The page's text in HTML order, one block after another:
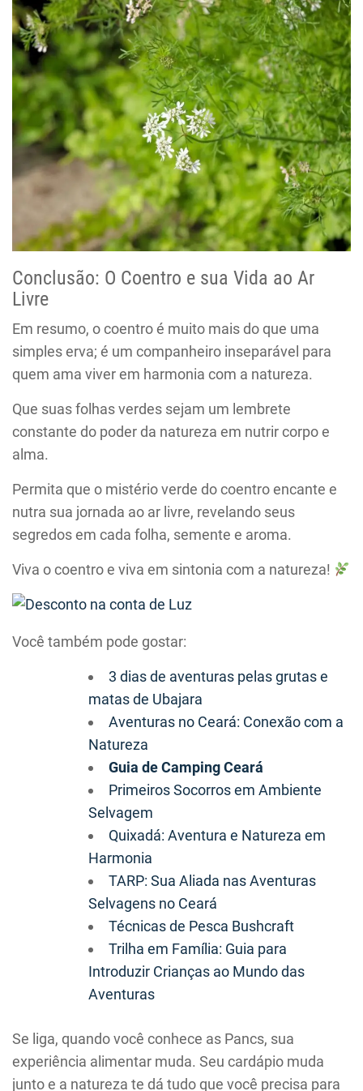
Conclusão: O Coentro e sua Vida ao Ar
Livre
Em resumo, o coentro é muito mais do que uma
simples erva; é um companheiro inseparável para
quem ama viver em harmonia com a natureza.
Que suas folhas verdes sejam um lembrete
constante do poder da natureza em nutrir corpo e
alma.
Permita que o mistério verde do coentro encante e
nutra sua jornada ao ar livre, revelando seus
segredos em cada folha, semente e aroma.
Viva o coentro e viva em sintonia com a natureza!
Você também pode gostar:
3 dias de aventuras pelas grutas e
matas de Ubajara
Aventuras no Ceará: Conexão com a
Natureza
Guia de Camping Ceará
Primeiros Socorros em Ambiente
Selvagem
Quixadá: Aventura e Natureza em
Harmonia
TARP: Sua Aliada nas Aventuras
Selvagens no Ceará
Técnicas de Pesca Bushcraft
Trilha em Família: Guia para
Introduzir Crianças ao Mundo das
Aventuras
Se liga, quando você conhece as Pancs, sua
experiência alimentar muda. Seu cardápio muda
junto e a natureza te dá tudo que você precisa para